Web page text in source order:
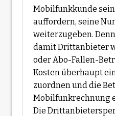
Mobilfunkkunde
auffordern, seine
weiterzugeben.
damit Drittanbieter
oder Abo-Fallen-
Kosten überhaupt
zuordnen und die
Mobilfunkrechnung
Die